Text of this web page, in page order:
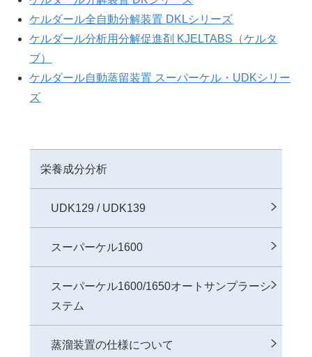
ケルダール全⾃動分解装置 DKLシリーズ
ケルダール分析⽤分解促進剤 KJELTABS（ケルタ
ブ）
ケルダール自動蒸留装置 スーパーケル・UDKシリー
ズ
栄養成分分析
UDK129 / UDK139
スーパーケル1600
スーパーケル1600/1650オートサンプラーシ
ステム
蒸溜装置の仕様について